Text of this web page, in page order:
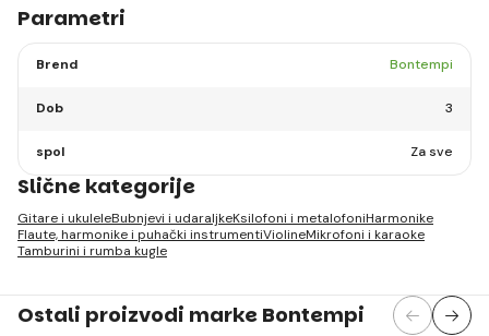
Parametri
Brend Bontempi
Dob 3
spol Za sve
Slične kategorije
Gitare i ukuleleBubnjevi i udaraljkeKsilofoni i metalofoniHarmonike
Flaute, harmonike i puhački instrumentiViolineMikrofoni i karaoke
Tamburini i rumba kugle
Ostali proizvodi marke Bontempi